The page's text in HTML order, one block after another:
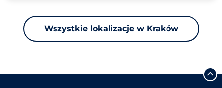
Wszystkie lokalizacje w Kraków